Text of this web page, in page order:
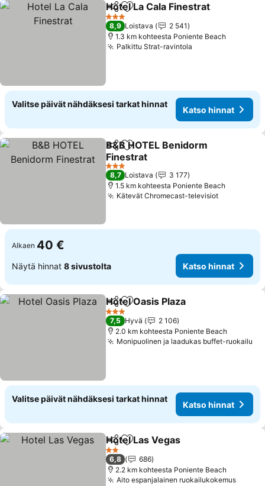
Jaa Lisää suosikkeihin
Hotel La Cala Finestrat
3 Tähtiluokitus
8,9 Loistava
2 541
1.3 km kohteesta Poniente Beach
Palkittu Strat-ravintola
Valitse päivät nähdäksesi tarkat hinnat
Katso hinnat
Jaa Lisää suosikkeihin
B&B HOTEL Benidorm
Finestrat
3 Tähtiluokitus
8,7 Loistava
3 177
1.5 km kohteesta Poniente Beach
Kätevät Chromecast-televisiot
Alkaen 40 €
Näytä hinnat 8 sivustolta Katso hinnat
Jaa Lisää suosikkeihin
Hotel Oasis Plaza
3 Tähtiluokitus
7,5 Hyvä
2 106
2.0 km kohteesta Poniente Beach
Monipuolinen ja laadukas buffet-ruokailu
Valitse päivät nähdäksesi tarkat hinnat
Katso hinnat
Jaa Lisää suosikkeihin
Hotel Las Vegas
2 Tähtiluokitus
6,8
686
2.2 km kohteesta Poniente Beach
Aito espanjalainen ruokailukokemus